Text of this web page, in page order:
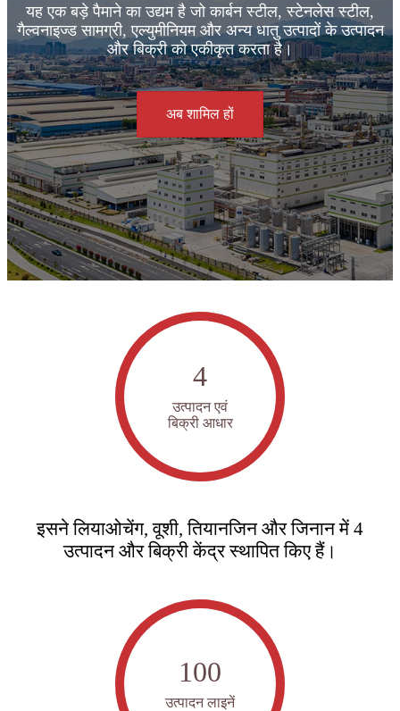
यह एक बड़े पैमाने का उद्यम है जो कार्बन स्टील, स्टेनलेस स्टील,
गैल्वनाइज्ड सामग्री, एल्युमीनियम और अन्य धातु उत्पादों के उत्पादन
और बिक्री को एकीकृत करता है।
अब शामिल हों
4
उत्पादन एवं
बिक्री आधार
इसने लियाओचेंग, वूशी, तियानजिन और जिनान में 4
उत्पादन और बिक्री केंद्र स्थापित किए हैं।
100
उत्पादन लाइनें